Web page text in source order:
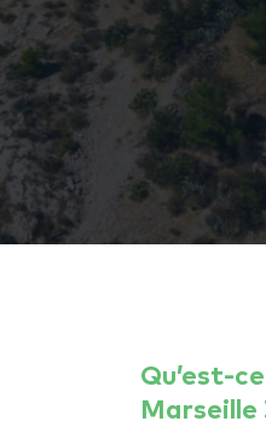
Qu’est-
Marseille